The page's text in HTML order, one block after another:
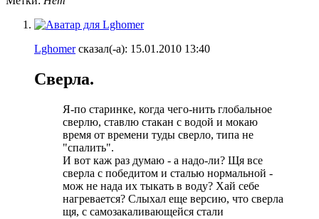
Lghomerсказал(-а): 15.01.2010 13:40
Сверла.
Я-по старинке, когда чего-нить глобальное
сверлю, ставлю стакан с водой и мокаю
время от времени туды сверло, типа не
"спалить".
И вот каж раз думаю - а надо-ли? Щя все
сверла с победитом и сталью нормальной -
мож не нада их тыкать в воду? Хай себе
нагревается? Слыхал еще версию, что сверла
щя, с самозакаливающейся стали